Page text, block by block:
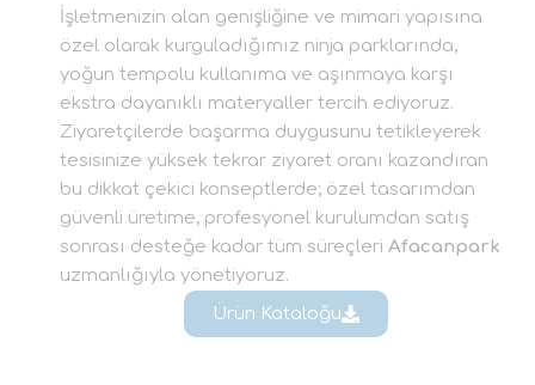
İşletmenizin alan genişliğine ve mimari yapısına
özel olarak kurguladığımız ninja parklarında,
yoğun tempolu kullanıma ve aşınmaya karşı
ekstra dayanıklı materyaller tercih ediyoruz.
Ziyaretçilerde başarma duygusunu tetikleyerek
tesisinize yüksek tekrar ziyaret oranı kazandıran
bu dikkat çekici konseptlerde; özel tasarımdan
güvenli üretime, profesyonel kurulumdan satış
sonrası desteğe kadar tüm süreçleri Afacanpark
uzmanlığıyla yönetiyoruz.
Ürün Kataloğu